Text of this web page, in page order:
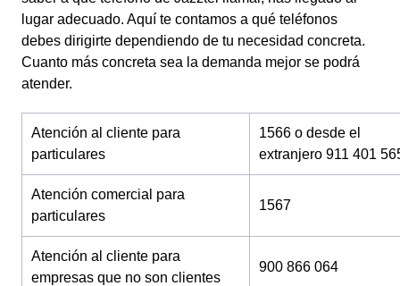
lugar adecuado. Aquí te contamos a qué teléfonos
debes dirigirte dependiendo de tu necesidad concreta.
Cuanto más concreta sea la demanda mejor se podrá
atender.
Atención al cliente para
particulares
1566 o desde el
extranjero 911 401
Atención comercial para
particulares
1567
Atención al cliente para
empresas que no son clientes
900 866 064